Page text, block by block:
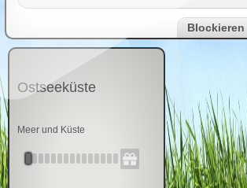
Blockieren
Ostseeküste
Meer und Küste